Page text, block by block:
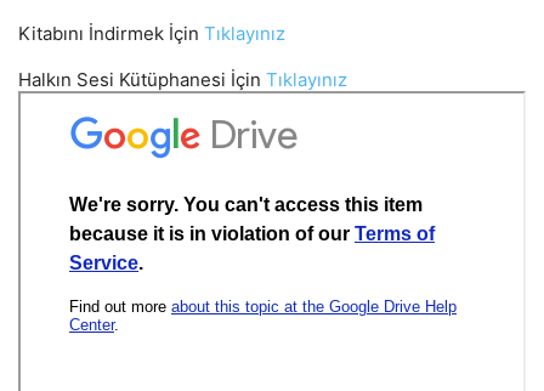
Kitabını İndirmek İçin Tıklayınız
Halkın Sesi Kütüphanesi İçin Tıklayınız